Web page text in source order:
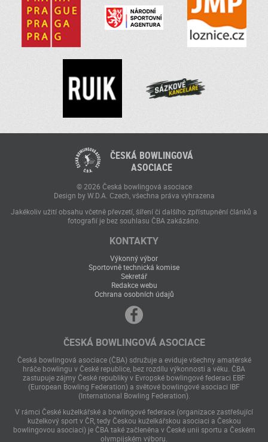
ČESKÁ BOWLINGOVÁ
ASOCIACE
© 2026 Česká bowlingová asociace
Design by W.D.A. Czech, všechna práva vyhrazena
Jakékoliv užití obsahu včetně převzetí, šíření či dalšího zpřístupnění článků a
fotografií je bez souhlasu ČBA zakázáno.
KONTAKTY
Výkonný výbor
Sportovně technická komise
Sekretář
Redakce webu
Ochrana osobních údajů
ČESKÁ BOWLINGOVÁ ASOCIACE
Česká bowlingová asociace (ČBA) sdružuje a eviduje všechny amatérské
hráče bowlingu v České republice, bez rozdílu výkonnosti a věku. ČBA
zastupuje zájmy České republiky v Evropské bowlingové federaci EBF
(European Bowling Federation) a světové bowlingové asociaci IBF
(International Bowling Federation).
V rámci České kuželkářské a bowlingové federace (organizace zastřešující
kuželkový sport v ČR, tedy Českou kuželkářskou asociaci a Českou
bowlingovou asociaci) je ČBA také začleněna v České unii sportu a Českém
olympijském výboru.